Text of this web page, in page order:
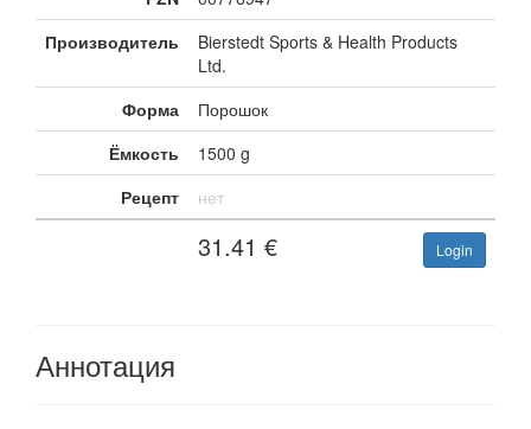
Производитель
Bierstedt Sports & Health Products
Ltd.
Форма
Порошок
Ёмкость
1500 g
Рецепт
нет
31.41 € Login
Аннотация